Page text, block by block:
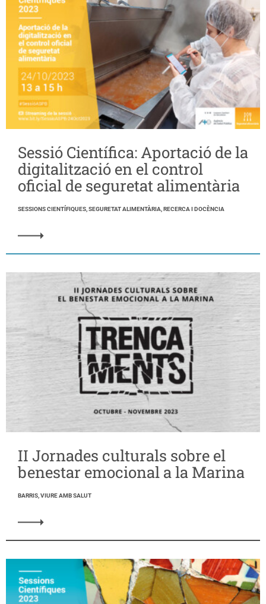
Sessió Científica: Aportació de la
digitalització en el control
oficial de seguretat alimentària
SESSIONS CIENTÍFIQUES, SEGURETAT ALIMENTÀRIA, RECERCA I DOCÈNCIA
II Jornades culturals sobre el
benestar emocional a la Marina
BARRIS, VIURE AMB SALUT